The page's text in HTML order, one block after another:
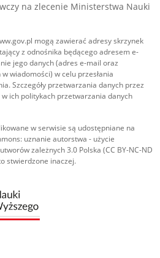
na zlecenie Ministerstwa Nauki
mogą zawierać adresy skrzynek
z odnośnika będącego adresem e-
jego danych (adres e-mail oraz
wiadomości) w celu przesłania
Szczegóły przetwarzania danych przez
ich politykach przetwarzania danych
w serwisie są udostępniane na
uznanie autorstwa - użycie
zależnych 3.0 Polska (CC BY-NC-ND
stwierdzone inaczej.